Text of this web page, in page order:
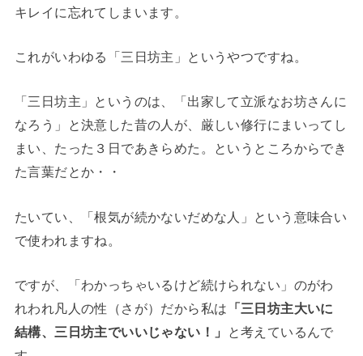
キレイに忘れてしまいます。
これがいわゆる「三日坊主」というやつですね。
「三日坊主」というのは、「出家して立派なお坊さんに
なろう」と決意した昔の人が、厳しい修行にまいってし
まい、たった３日であきらめた。というところからでき
た言葉だとか・・
たいてい、「根気が続かないだめな人」という意味合い
で使われますね。
ですが、「わかっちゃいるけど続けられない」のがわ
れわれ凡人の性（さが）だから私は 「三日坊主大いに
結構、三日坊主でいいじゃない！」 と考えているんで